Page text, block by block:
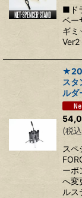
■ド
ペー
ギミ
スタ
ルダ
(税込
スペ
ーボ
へ変
ル